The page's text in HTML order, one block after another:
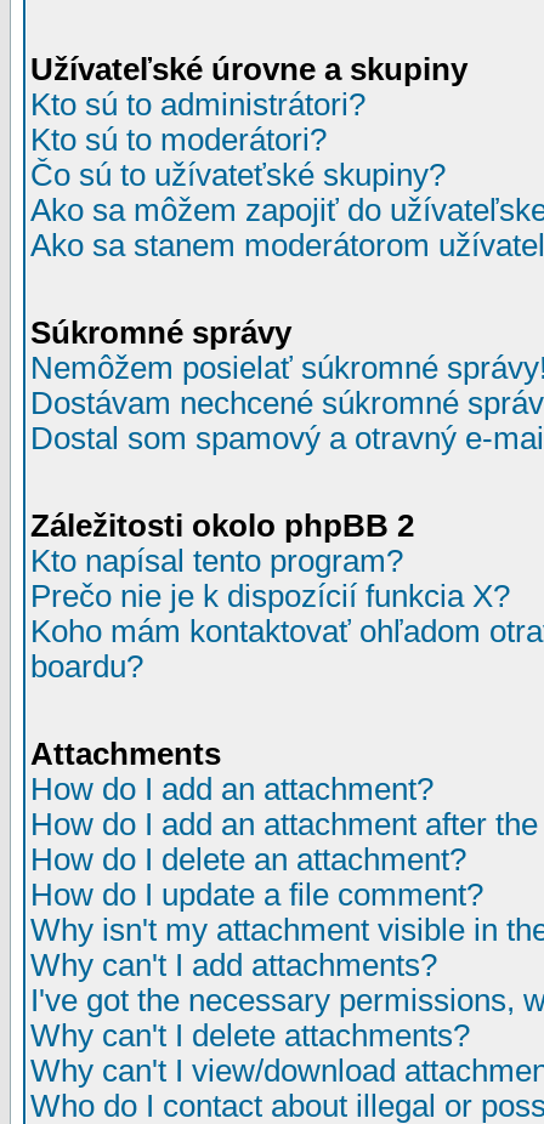
Užívateľské úrovne a skupiny
Kto sú to administrátori?
Kto sú to moderátori?
Čo sú to užívateťské skupiny?
Ako sa môžem zapojiť do
Ako sa stanem moderátorom
Súkromné správy
Nemôžem posielať súkromné
Dostávam nechcené súkromné
Dostal som spamový a otravný e-
Záležitosti okolo phpBB 2
Kto napísal tento program?
Prečo nie je k dispozícií funkcia X?
Koho mám kontaktovať ohľadom
boardu?
Attachments
How do I add an attachment?
How do I add an attachment after
How do I delete an attachment?
How do I update a file comment?
Why isn't my attachment visible in
Why can't I add attachments?
I've got the necessary permissions,
Why can't I delete attachments?
Why can't I view/download
Who do I contact about illegal or